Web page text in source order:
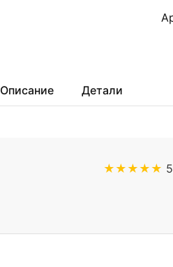
Описание Детали
★★★★★